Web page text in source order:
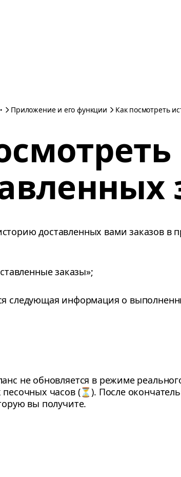
Приложение и его функции Как посмотреть
доставленных вами заказов в
заказы»;
следующая информация о
не обновляется в режиме
часов (⏳). После
вы получите.